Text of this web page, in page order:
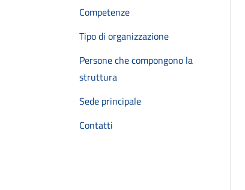
Competenze
Tipo di organizzazione
Persone che compongono la
struttura
Sede principale
Contatti